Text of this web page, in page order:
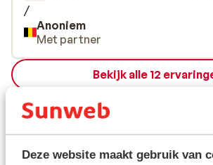
Deze website maakt gebruik van
/
/
Anoniem
Met partner
Bekijk alle 12
Andere accommodaties in
HVD Reina del Mar